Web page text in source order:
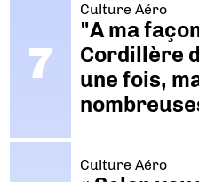
Culture Aéro
"A ma
Cordillère
une fois,
Culture Aéro